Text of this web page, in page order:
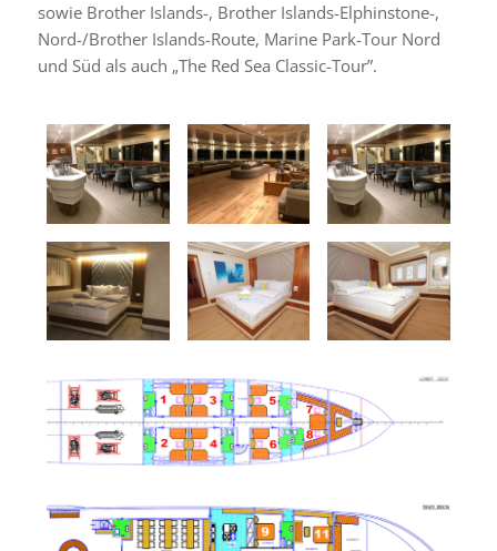
sowie Brother Islands-, Brother Islands-Elphinstone-,
Nord-/Brother Islands-Route, Marine Park-Tour Nord
und Süd als auch „The Red Sea Classic-Tour”.